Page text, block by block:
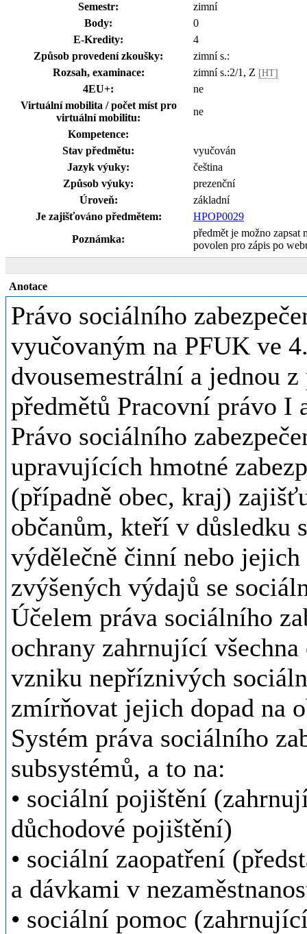
Semestr:
zimní
Body:
0
E-Kredity:
4
Způsob provedení zkoušky:
zimní s.:
Rozsah, examinace:
zimní s.:2/1, Z [HT]
4EU+:
ne
Virtuální mobilita / počet míst pro
virtuální mobilitu:
ne
Kompetence:
Stav předmětu:
vyučován
Jazyk výuky:
čeština
Způsob výuky:
prezenční
Úroveň:
základní
Je zajišťováno předmětem:
HPOP0029
Poznámka:
předmět je možno zapsat
povolen pro zápis po
Anotace
Právo sociálního
vyučovaným na PFUK ve
dvousemestrální a jednou
předmětů Pracovní právo I
Právo sociálního
upravujících hmotné
(případně obec, kraj)
občanům, kteří v důsledku
výdělečně činní nebo
zvýšených výdajů se
Účelem práva sociálního
ochrany zahrnující
vzniku nepříznivých
zmírňovat jejich dopad na
Systém práva sociálního
subsystémů, a to na:
• sociální pojištění
důchodové pojištění)
• sociální zaopatření
a dávkami v
• sociální pomoc